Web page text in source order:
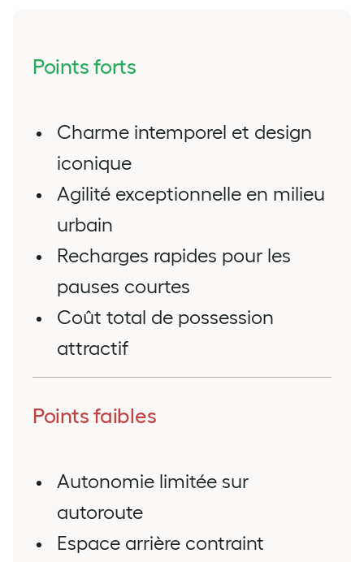
Points forts
Charme intemporel et design
iconique
Agilité exceptionnelle en milieu
urbain
Recharges rapides pour les
pauses courtes
Coût total de possession
attractif
Points faibles
Autonomie limitée sur
autoroute
Espace arrière contraint